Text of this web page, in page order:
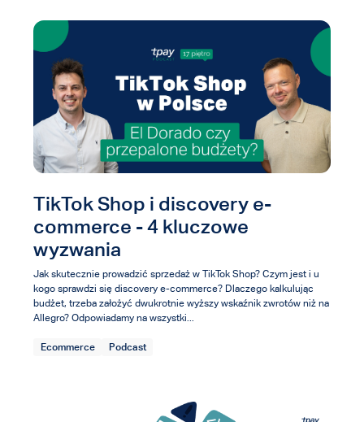
Wyszukiwanie...
TikTok Shop i discovery e-
commerce - 4 kluczowe
wyzwania
Jak skutecznie prowadzić sprzedaż w TikTok Shop? Czym jest i u
kogo sprawdzi się discovery e-commerce? Dlaczego kalkulując
budżet, trzeba założyć dwukrotnie wyższy wskaźnik zwrotów niż na
Allegro? Odpowiadamy na wszystki...
Ecommerce Podcast